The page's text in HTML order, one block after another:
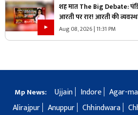
शह मात The Big Debate:
आरती पर रार! आरती की
आरती के अधिकार को लेकर क्यों
Aug 08, 2026 | 11:31 PM
Mp News: Ujjain Indore Agar-
Alirajpur Anuppur Chhindwara